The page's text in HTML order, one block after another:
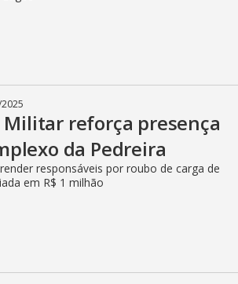
Militar reforça presença
da Pedreira
responsáveis por roubo de carga de
em R$ 1 milhão